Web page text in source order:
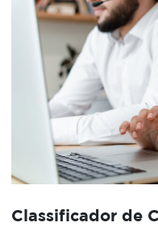
Classificador de